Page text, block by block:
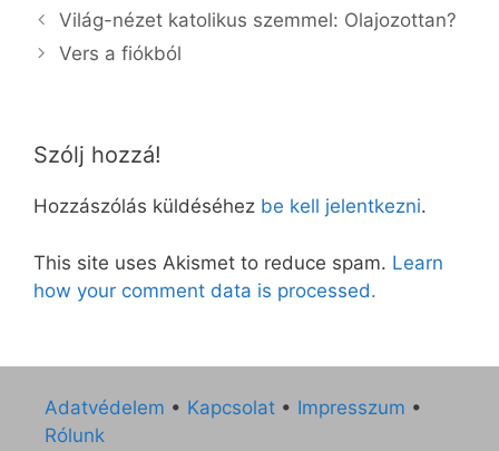
Világ-nézet katolikus szemmel: Olajozottan?
Vers a fiókból
Szólj hozzá!
Hozzászólás küldéséhez be kell jelentkezni.
This site uses Akismet to reduce spam. Learn
how your comment data is processed.
Adatvédelem • Kapcsolat • Impresszum •
Rólunk